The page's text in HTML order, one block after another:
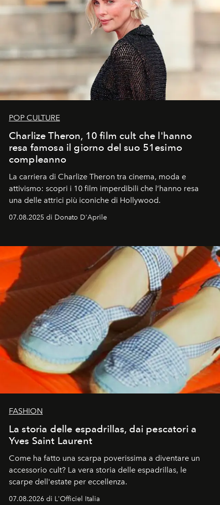
POP CULTURE
Charlize Theron, 10 film cult che l'hanno
resa famosa il giorno del suo 51esimo
compleanno
La carriera di Charlize Theron tra cinema, moda e
attivismo: scopri i 10 film imperdibili che l’hanno resa
una delle attrici più iconiche di Hollywood.
07.08.2025 di Donato D'Aprile
FASHION
La storia delle espadrillas, dai pescatori a
Yves Saint Laurent
Come ha fatto una scarpa poverissima a diventare un
accessorio cult? La vera storia delle espadrillas, le
scarpe dell'estate per eccellenza.
07.08.2026 di L'Officiel Italia